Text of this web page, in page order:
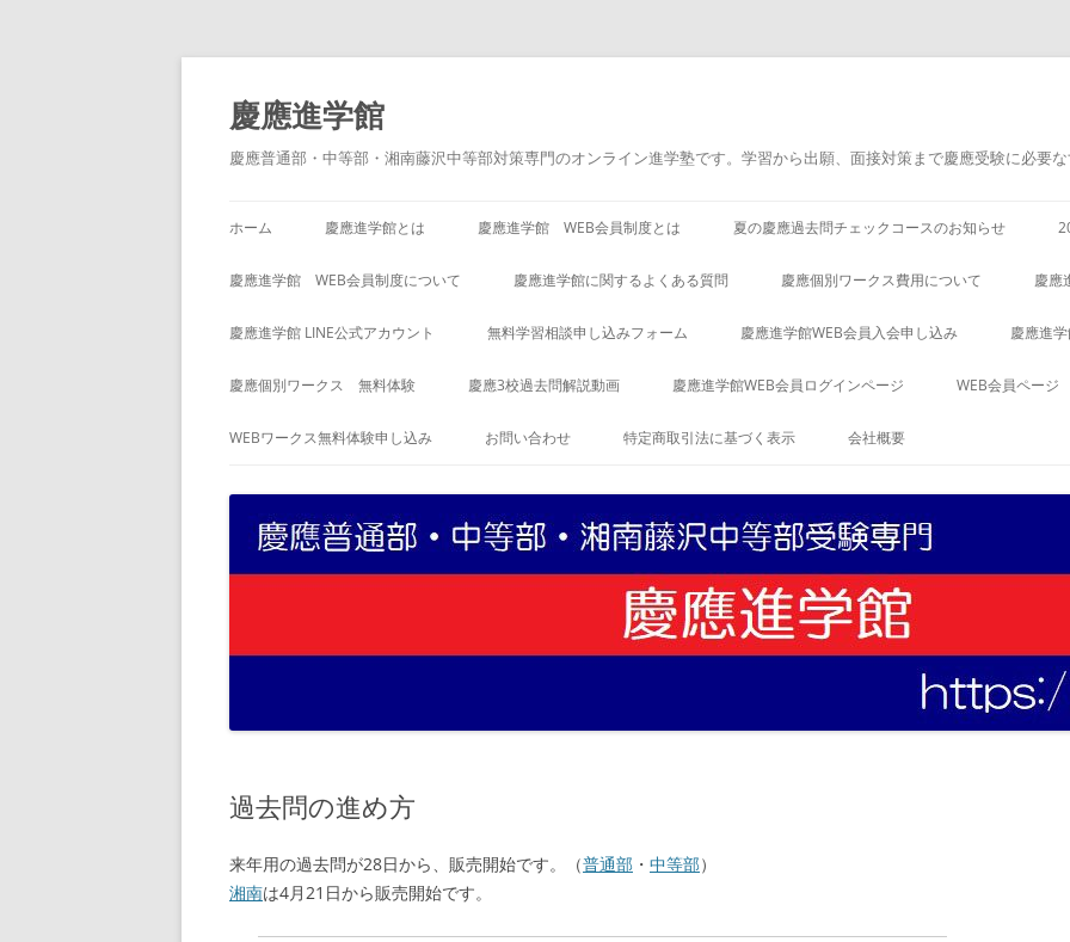
コ
テ
ン
ツ
へ
ス
慶應進学館
慶應普通部・中等部・湘南藤沢中等部対策専門のオンライン進学塾です。学習から出願、面接対策まで慶應受験に必要
ホーム 慶應進学館とは 慶應進学館 WEB会員制度とは 夏の慶應過去問チェックコースのお知らせ
慶應進学館 WEB会員制度について 慶應進学館に関するよくある質問 慶應個別ワークス費用について 慶應
慶應進学館 LINE公式アカウント 無料学習相談申し込みフォーム 慶應進学館WEB会員入会申し込み 慶應進
慶應個別ワークス 無料体験 慶應3校過去問解説動画 慶應進学館WEB会員ログインページ WEB会員ページ
WEBワークス無料体験申し込み お問い合わせ 特定商取引法に基づく表示 会社概要
過去問の進め方
来年用の過去問が28日から、販売開始です。（普通部 ・ 中等部）
湘南は4月21日から販売開始です。